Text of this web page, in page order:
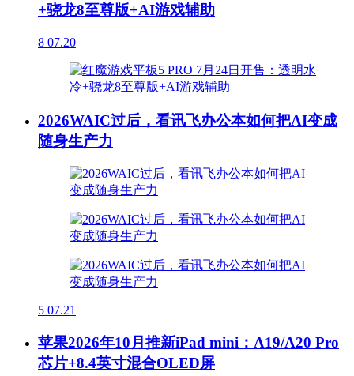
+骁龙8至尊版+AI游戏辅助
8 07.20
2026WAIC过后，看讯飞办公本如何把AI变成
随身生产力
5 07.21
苹果2026年10月推新iPad mini：A19/A20 Pro
芯片+8.4英寸混合OLED屏